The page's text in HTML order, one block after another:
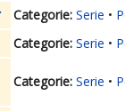
Serie
Serie
Serie